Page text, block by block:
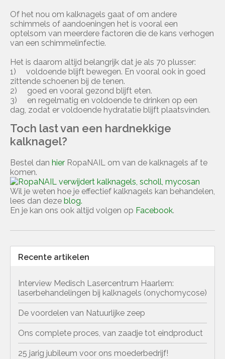
Of het nou om kalknagels gaat of om andere
schimmels of aandoeningen het is vooral een
optelsom van meerdere factoren die de kans verhogen
van een schimmelinfectie.
Het is daarom altijd belangrijk dat je als 70 plusser:
1) voldoende blijft bewegen. En vooral ook in goed
zittende schoenen bij de tenen.
2) goed en vooral gezond blijft eten.
3) en regelmatig en voldoende te drinken op een
dag, zodat er voldoende hydratatie blijft plaatsvinden.
Toch last van een hardnekkige
kalknagel?
Bestel dan hier RopaNAIL om van de kalknagels af te
komen.
Wil je weten hoe je effectief kalknagels kan behandelen,
lees dan deze blog.
En je kan ons ook altijd volgen op Facebook.
Recente artikelen
Interview Medisch Lasercentrum Haarlem:
laserbehandelingen bij kalknagels (onychomycose)
De voordelen van Natuurlijke zeep
Ons complete proces, van zaadje tot eindproduct
25 jarig jubileum voor ons moederbedrijf!